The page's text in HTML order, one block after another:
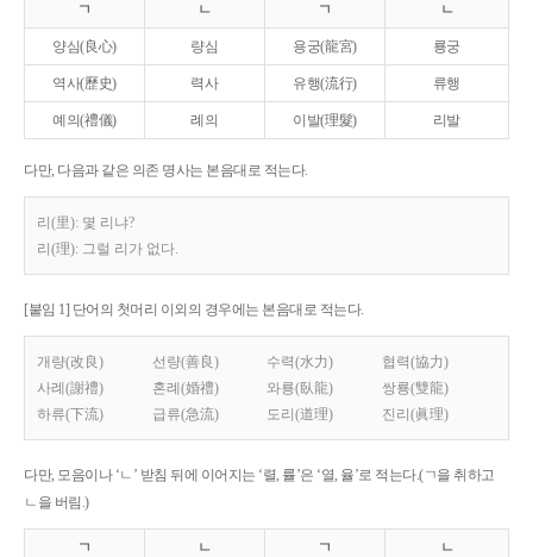
ㄱ ㄴ ㄱ ㄴ
양심(良心) 량심 용궁(龍宮) 룡궁
역사(歷史) 력사 유행(流行) 류행
예의(禮儀) 례의 이발(理髮) 리발
다만, 다음과 같은 의존 명사는 본음대로 적는다.
리(里): 몇 리냐?
리(理): 그럴 리가 없다.
[붙임 1] 단어의 첫머리 이외의 경우에는 본음대로 적는다.
개량(改良) 선량(善良) 수력(水力)
협력(協力)
사례(謝禮)
혼례(婚禮) 와룡(臥龍)
쌍룡(雙龍)
하류(下流)
급류(急流) 도리(道理) 진리(眞理)
다만, 모음이나 ‘ㄴ’ 받침 뒤에 이어지는 ‘렬, 률’은 ‘열, 율’로 적는다.(ㄱ을 취하고
ㄴ을 버림.)
ㄱ ㄴ ㄱ ㄴ